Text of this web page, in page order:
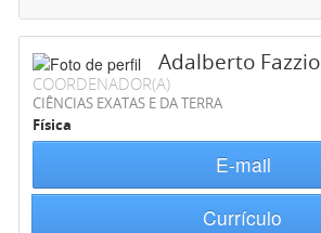
Adalberto Fazzio
COORDENADOR(A)
CIÊNCIAS EXATAS E DA TERRA
Física
E-mail
Currículo